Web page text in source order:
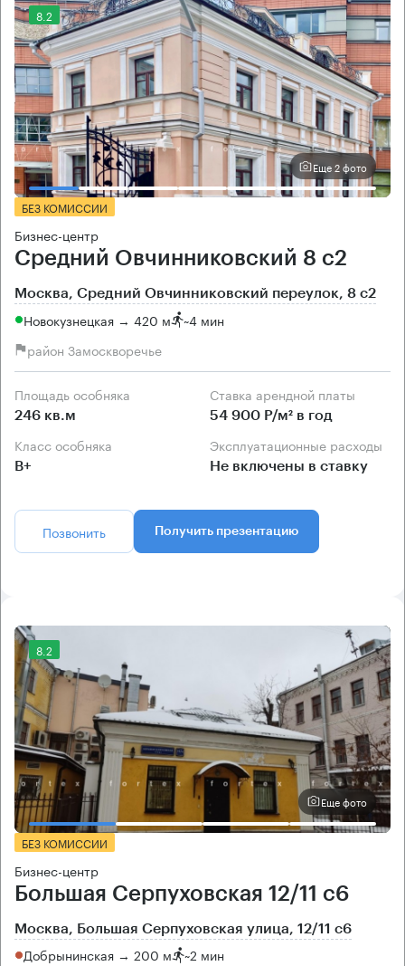
8.2
Еще 2 фото
БЕЗ КОМИССИИ
Бизнес-центр
Средний Овчинниковский 8 с2
Москва, Средний Овчинниковский переулок, 8 с2
Новокузнецкая → 420 м ~4 мин
район Замоскворечье
Площадь особняка
246 кв.м
Ставка арендной платы
54 900 Р/м² в год
Класс особняка
B+
Эксплуатационные расходы
Не включены в ставку
Позвонить Получить презентацию
8.2
Еще фото
БЕЗ КОМИССИИ
Бизнес-центр
Большая Серпуховская 12/11 с6
Москва, Большая Серпуховская улица, 12/11 с6
Добрынинская → 200 м ~2 мин